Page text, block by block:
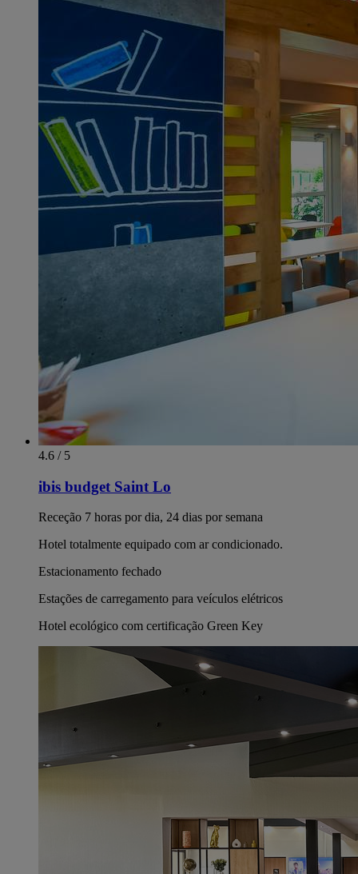
4.6 / 5
ibis budget Saint Lo
Receção 7 horas por dia, 24 dias por semana
Hotel totalmente equipado com ar condicionado.
Estacionamento fechado
Estações de carregamento para veículos elétricos
Hotel ecológico com certificação Green Key